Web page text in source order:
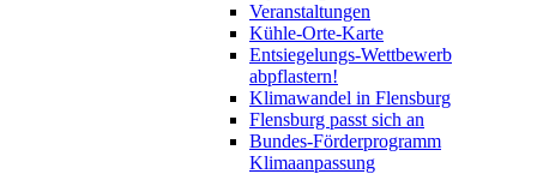
Veranstaltungen
Kühle-Orte-Karte
Entsiegelungs-Wettbewerb
abpflastern!
Klimawandel in Flensburg
Flensburg passt sich an
Bundes-Förderprogramm
Klimaanpassung